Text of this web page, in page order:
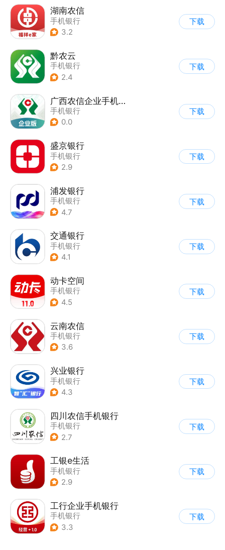
湖南农信
手机银行
3.2
下载
黔农云
手机银行
2.4
下载
广西农信企业手机银行
手机银行
0.0
下载
盛京银行
手机银行
2.9
下载
浦发银行
手机银行
4.7
下载
交通银行
手机银行
4.1
下载
动卡空间
手机银行
4.5
下载
云南农信
手机银行
3.6
下载
兴业银行
手机银行
4.3
下载
四川农信手机银行
手机银行
2.7
下载
工银e生活
手机银行
2.9
下载
工行企业手机银行
手机银行
3.3
下载